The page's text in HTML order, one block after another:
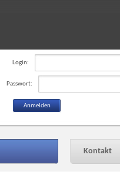
Login:
Passwort:
Kontakt